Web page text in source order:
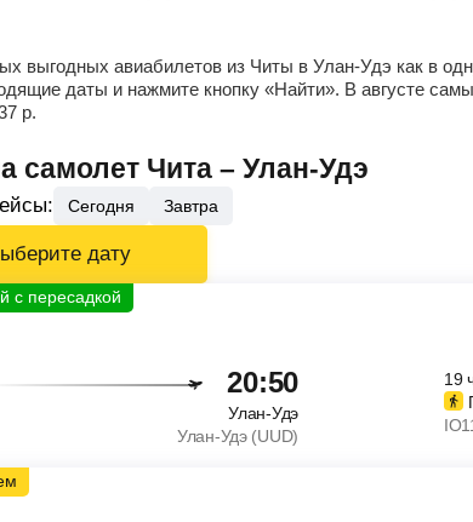
выгодных авиабилетов из Читы в Улан-Удэ как в
даты и нажмите кнопку «Найти». В августе
р.
самолет Чита – Улан-Удэ
Сегодня Завтра
дату
20:50
Улан-Удэ
Улан-Удэ (UUD)
19